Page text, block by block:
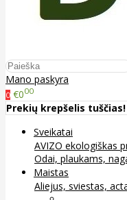
Mano paskyra
0 €000
Prekių krepšelis tuščias!
Sveikatai
AVIZO ekologiškas
Odai, plaukams,
Maistas
Aliejus, sviestas,